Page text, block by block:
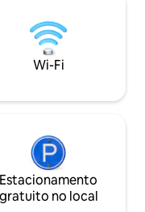
propriedade e
com os padrões
seu conforto e
Wi-Fi
Estacionamento
gratuito no local